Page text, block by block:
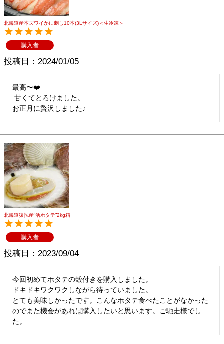
北海道産本ズワイかに刺し10本(3Lサイズ)＜生冷凍＞
購入者
投稿日 2024/01/05
最高〜❤️
お正月に贅沢しました♪
北海道猿払産“活ホタテ”2kg箱
購入者
投稿日 2023/09/04
今回初めてホタテの殻付きを購入しました。
ドキドキワクワクしながら待っていました。
とても美味しかったです。こんなホタテ食べたことがなかった
のでまた機会があれば購入したいと思います。ご馳走様でし
た。